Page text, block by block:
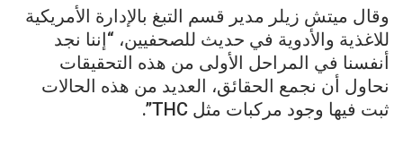
وقال ميتش زيلر مدير قسم التبغ بالإدارة الأمريكية
للاغذية والأدوية في حديث للصحفيين، “إننا نجد
أنفسنا في المراحل الأولى من هذه التحقيقات
نحاول أن نجمع الحقائق، العديد من هذه الحالات
ثبت فيها وجود مركبات مثل THC”.